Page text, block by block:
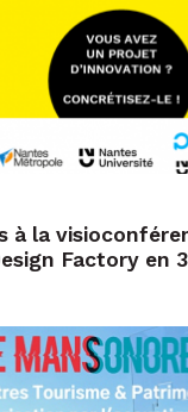
à la
Factory en